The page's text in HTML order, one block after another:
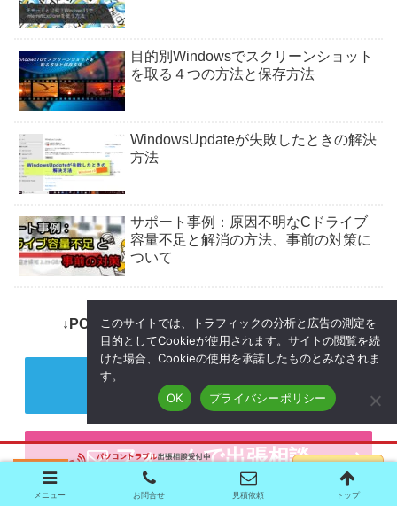
目的別Windowsでスクリーンショット
を取る４つの方法と保存方法
WindowsUpdateが失敗したときの解決
方法
サポート事例：原因不明なCドライブ
容量不足と解消の方法、事前の対策に
ついて
↓PCトラブルなど社内IT環境にお困りなら↓
電話で出張相談
フォームで出張相談
メニュー お問合せ 見積依頼 トップ
このサイトでは、トラフィックの分析と広告の測定を
目的としてCookieが使用されます。サイトの閲覧を続
けた場合、Cookieの使用を承諾したものとみなされま
す。
OK
プライバシーポリシー